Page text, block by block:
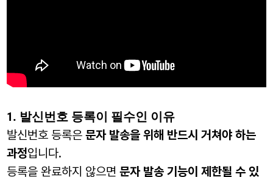
1. 발신번호 등록이 필수인 이유
발신번호 등록은문자 발송을 위해 반드시 거쳐야 하는
과정입니다.
등록을 완료하지 않으면문자 발송 기능이 제한될 수 있